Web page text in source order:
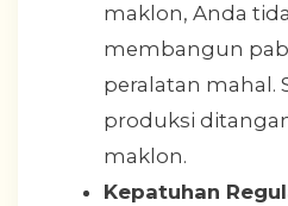
maklon, Anda
membangun
peralatan mahal.
produksi
maklon.
Kepatuhan